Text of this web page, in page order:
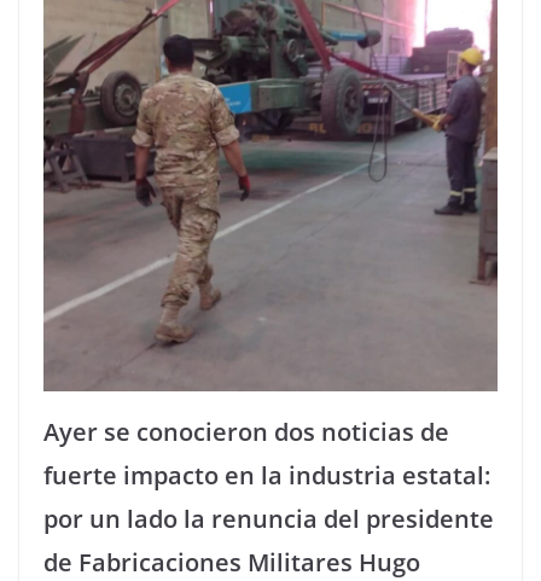
Ayer se conocieron dos noticias de
fuerte impacto en la industria estatal:
por un lado la renuncia del presidente
de Fabricaciones Militares Hugo